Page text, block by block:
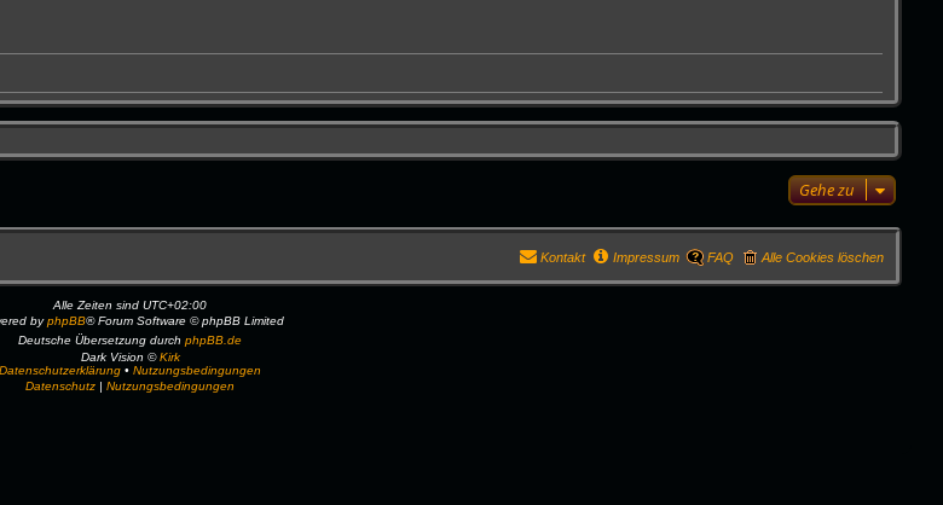
Gehe zu
Alle Cookies löschen
FAQ
Impressum
Kontakt
Alle Zeiten sindUTC+02:00
byphpBB® Forum Software © phpBB Limited
Deutsche Übersetzung durchphpBB.de
Dark Vision ©Kirk
Datenschutzerklärung •Nutzungsbedingungen
Datenschutz |Nutzungsbedingungen